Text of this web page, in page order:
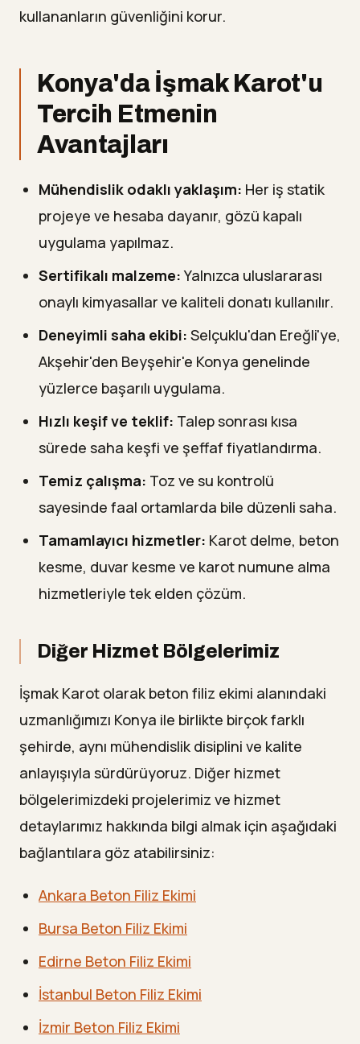
kullananların güvenliğini korur.
Konya'da İşmak Karot'u
Tercih Etmenin
Avantajları
Mühendislik odaklı yaklaşım: Her iş statik
projeye ve hesaba dayanır, gözü kapalı
uygulama yapılmaz.
Sertifikalı malzeme:Yalnızca uluslararası
onaylı kimyasallar ve kaliteli donatı kullanılır.
Deneyimli saha ekibi: Selçuklu'dan Ereğli'ye,
Akşehir'den Beyşehir'e Konya genelinde
yüzlerce başarılı uygulama.
Hızlı keşif ve teklif: Talep sonrası kısa
sürede saha keşfi ve şeffaf fiyatlandırma.
Temiz çalışma: Toz ve su kontrolü
sayesinde faal ortamlarda bile düzenli saha.
Tamamlayıcı hizmetler: Karot delme, beton
kesme, duvar kesme ve karot numune alma
hizmetleriyle tek elden çözüm.
Diğer Hizmet Bölgelerimiz
İşmak Karot olarak beton filiz ekimi alanındaki
uzmanlığımızı Konya ile birlikte birçok farklı
şehirde, aynı mühendislik disiplini ve kalite
anlayışıyla sürdürüyoruz. Diğer hizmet
bölgelerimizdeki projelerimiz ve hizmet
detaylarımız hakkında bilgi almak için aşağıdaki
bağlantılara göz atabilirsiniz:
Ankara Beton Filiz Ekimi
Bursa Beton Filiz Ekimi
Edirne Beton Filiz Ekimi
İstanbul Beton Filiz Ekimi
İzmir Beton Filiz Ekimi